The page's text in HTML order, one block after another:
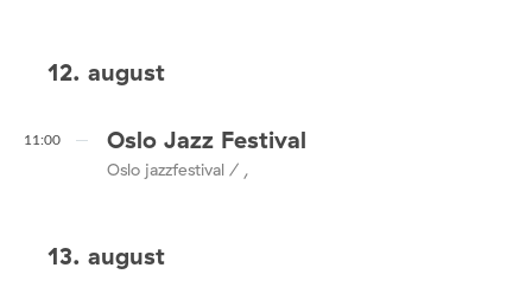
12. august
11:00 Oslo Jazz Festival
Oslo jazzfestival / ,
13. august